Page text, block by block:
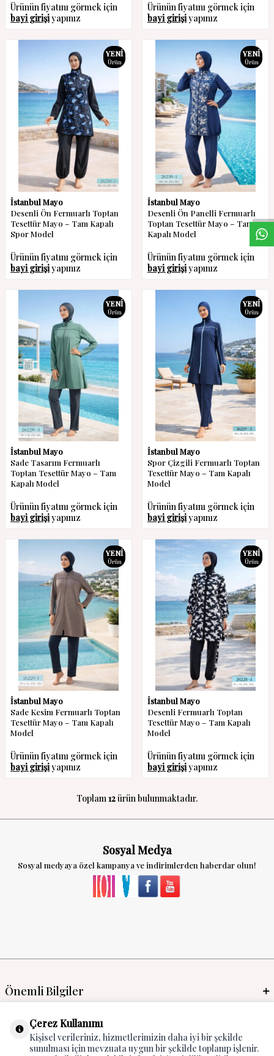
WhasappDesteHatt
Ürünün fiyatını görmek için
bayi girişiyapınız
Ürünün fiyatını görmek için
bayi girişiyapınız
YENI
Ürün
İstanbul Mayo
Desenli Ön Fermuarlı Toptan
Tesettür Mayo – Tam Kapalı
Spor Model
Ürünün fiyatını görmek için
bayi girişiyapınız
YENI
Ürün
İstanbul Mayo
Desenli Ön Panelli Fermuarlı
Toptan Tesettür Mayo – Tam
Kapalı Model
Ürünün fiyatını görmek için
bayi girişiyapınız
YENI
Ürün
İstanbul Mayo
Sade Tasarım Fermuarlı
Toptan Tesettür Mayo – Tam
Kapalı Model
Ürünün fiyatını görmek için
bayi girişiyapınız
YENI
Ürün
İstanbul Mayo
Spor Çizgili Fermuarlı Toptan
Tesettür Mayo – Tam Kapalı
Model
Ürünün fiyatını görmek için
bayi girişiyapınız
YENI
Ürün
İstanbul Mayo
Sade Kesim Fermuarlı Toptan
Tesettür Mayo – Tam Kapalı
Model
Ürünün fiyatını görmek için
bayi girişiyapınız
YENI
Ürün
İstanbul Mayo
Desenli Fermuarlı Toptan
Tesettür Mayo – Tam Kapalı
Model
Ürünün fiyatını görmek için
bayi girişiyapınız
Toplam12ürün bulunmaktadır.
Sosyal Medya
Sosyal medyaya özel kampanya ve indirimlerden haberdar olun!
Önemli Bilgiler
Mayo İmalat & Toptan
Global Manufacturer
Çerez Kullanımı
Kişisel verileriniz, hizmetlerimizin daha iyi bir şekilde
sunulması için mevzuata uygun bir şekilde toplanıp işlenir.